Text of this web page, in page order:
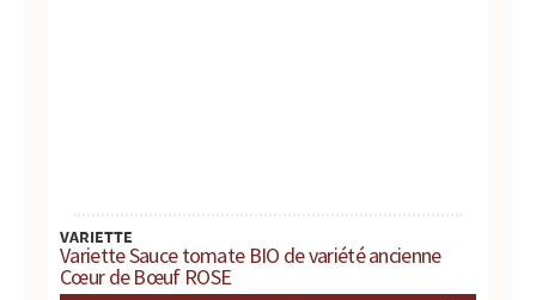
o
i
VARIETTE
Variette Sauce tomate BIO de variété ancienne
Cœur de Bœuf ROSE